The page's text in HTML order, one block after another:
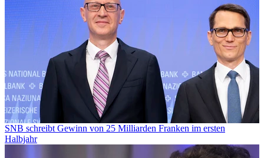
SNB schreibt Gewinn von 25 Milliarden Franken im ersten
Halbjahr